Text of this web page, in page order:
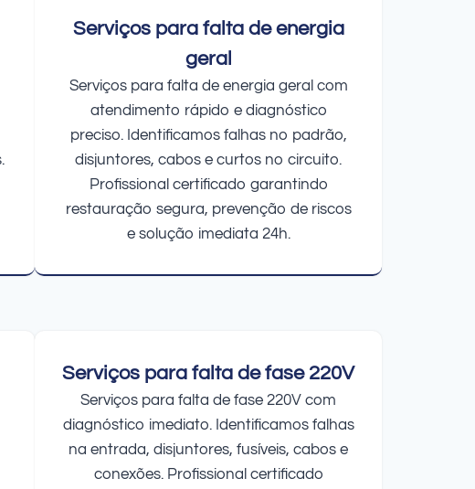
Serviços para falta de energia
geral
Serviços para falta de energia geral com
atendimento rápido e diagnóstico
preciso. Identificamos falhas no padrão,
disjuntores, cabos e curtos no circuito.
Profissional certificado garantindo
restauração segura, prevenção de riscos
e solução imediata 24h.
Serviços para falta de fase 220V
Serviços para falta de fase 220V com
diagnóstico imediato. Identificamos falhas
na entrada, disjuntores, fusíveis, cabos e
conexões. Profissional certificado